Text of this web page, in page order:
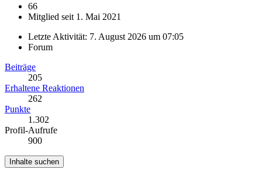
66
Mitglied seit 1. Mai 2021
Letzte Aktivität: 7. August 2026 um 07:05
Forum
Beiträge
205
Erhaltene Reaktionen
262
Punkte
1.302
Profil-Aufrufe
900
Inhalte suchen